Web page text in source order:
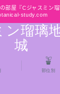
部屋『Cジャスミン
study.com
瑠璃
城
部位別